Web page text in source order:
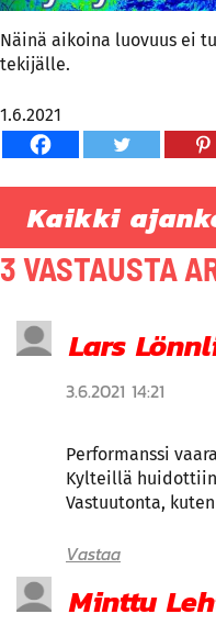
Näinä aikoina luovuus ei
tekijälle.
1.6.2021
Kaikki
3 VASTAUSTA
Lars
3.6.2021 14:21
Performanssi
Kylteillä
Vastuutonta,
Vastaa
Minttu